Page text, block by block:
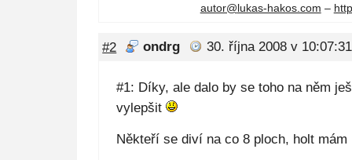
autor@lukas-hakos.com –
#2 ondrg 30. října 2008 v 10:07:31
#1: Díky, ale dalo by se toho na něm
vylepšit
Někteří se diví na co 8 ploch, holt